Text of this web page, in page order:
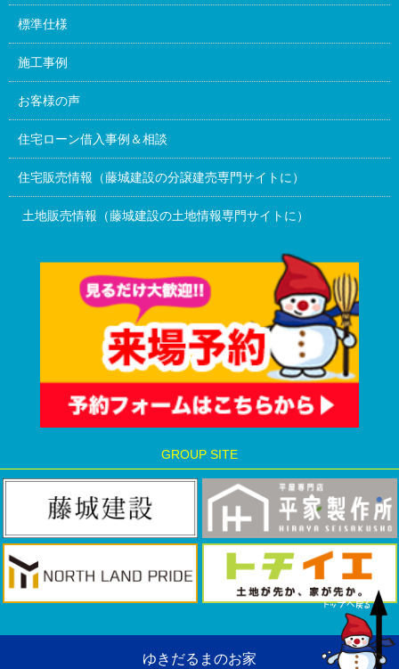
標準仕様
施工事例
お客様の声
住宅ローン借入事例＆相談
住宅販売情報（藤城建設の分譲建売専門サイトに）
土地販売情報（藤城建設の土地情報専門サイトに）
GROUP SITE
ゆきだるまのお家